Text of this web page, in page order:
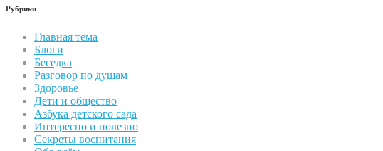
Рубрики
Главная тема
Блоги
Беседка
Разговор по душам
Здоровье
Дети и общество
Азбука детского сада
Интересно и полезно
Секреты воспитания